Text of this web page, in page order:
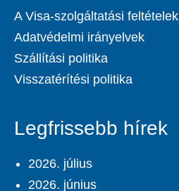
A Visa-szolgáltatási feltételek
Adatvédelmi irányelvek
Szállítási politika
Visszatérítési politika
Legfrissebb hírek
2026. július
2026. június